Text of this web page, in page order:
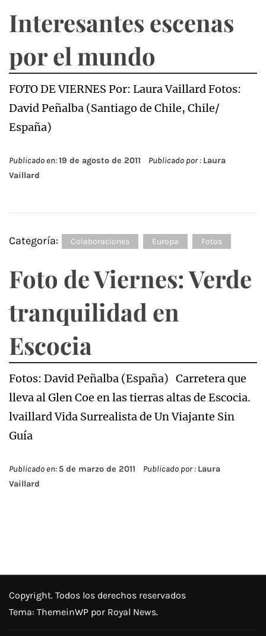
Interesantes escenas
por el mundo
FOTO DE VIERNES Por: Laura Vaillard Fotos:
David Peñalba (Santiago de Chile, Chile/
España)
Publicado en:19 de agosto de 2011 Publicado por : Laura
Vaillard
Categoría: Colaboraciones Europa Fotos
Foto de Viernes: Verde
tranquilidad en
Escocia
Fotos: David Peñalba (España) Carretera que
lleva al Glen Coe en las tierras altas de Escocia.
lvaillard Vida Surrealista de Un Viajante Sin
Guía
Publicado en: 5 de marzo de 2011 Publicado por : Laura
Vaillard
Copyright. Todos los derechos reservados
Tema: ThemeinWP por Royal News.